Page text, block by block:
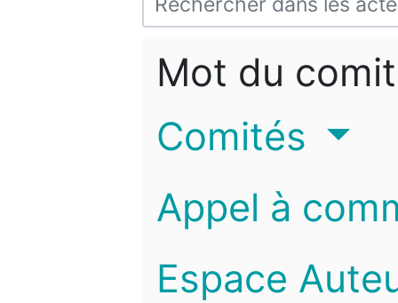
Mot du
Comités
Appel à
Espace